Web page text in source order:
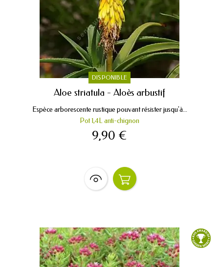
DISPONIBLE
Aloe striatula - Aloès arbustif
Espèce arborescente rustique pouvant résister jusqu'à...
Pot 1,4L anti-chignon
9,90 €